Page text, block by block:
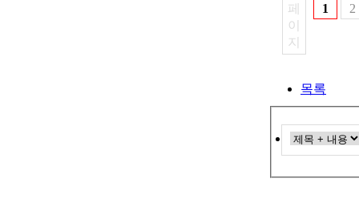
페
이
지
1 2
목록